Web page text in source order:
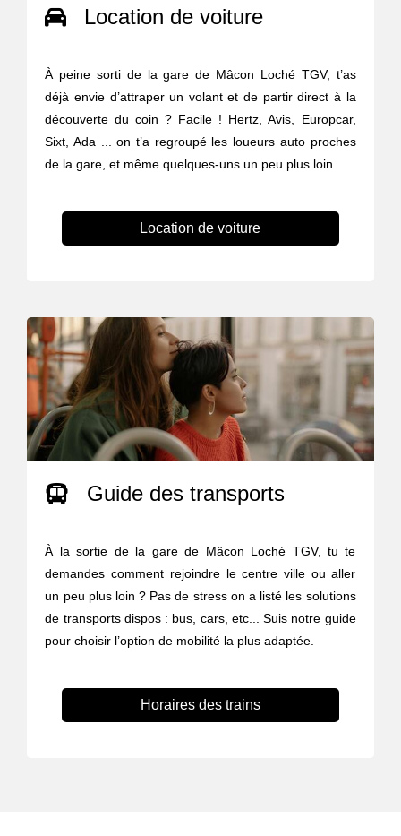
Location de voiture
À peine sorti de la gare de Mâcon Loché TGV, t’as
déjà envie d’attraper un volant et de partir direct à la
découverte du coin ? Facile ! Hertz, Avis, Europcar,
Sixt, Ada ... on t’a regroupé les loueurs auto proches
de la gare, et même quelques-uns un peu plus loin.
Location de voiture
Guide des transports
À la sortie de la gare de Mâcon Loché TGV, tu te
demandes comment rejoindre le centre ville ou aller
un peu plus loin ? Pas de stress on a listé les solutions
de transports dispos : bus, cars, etc... Suis notre guide
pour choisir l’option de mobilité la plus adaptée.
Horaires des trains